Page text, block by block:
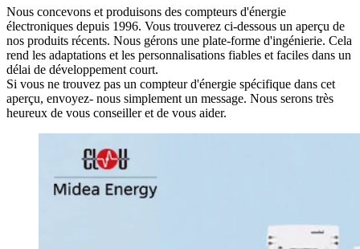
Nous concevons et produisons des compteurs d'énergie
électroniques depuis 1996. Vous trouverez ci-dessous un aperçu de
nos produits récents. Nous gérons une plate-forme d'ingénierie. Cela
rend les adaptations et les personnalisations fiables et faciles dans un
délai de développement court.
Si vous ne trouvez pas un compteur d'énergie spécifique dans cet
aperçu, envoyez- nous simplement un message. Nous serons très
heureux de vous conseiller et de vous aider.